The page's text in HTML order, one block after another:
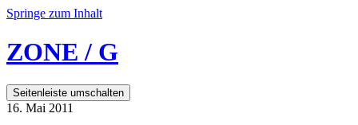
Springe zum Inhalt
ZONE / G
Seitenleiste umschalten
16. Mai 2011